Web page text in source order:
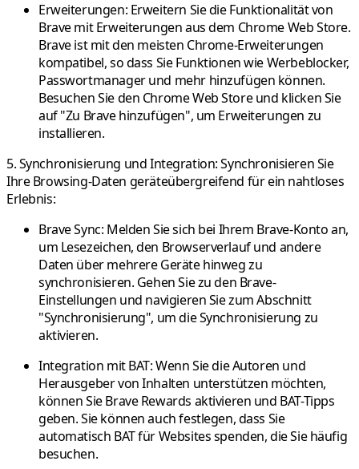
Erweiterungen: Erweitern Sie die Funktionalität von
Brave mit Erweiterungen aus dem Chrome Web Store.
Brave ist mit den meisten Chrome-Erweiterungen
kompatibel, so dass Sie Funktionen wie Werbeblocker,
Passwortmanager und mehr hinzufügen können.
Besuchen Sie den Chrome Web Store und klicken Sie
auf "Zu Brave hinzufügen", um Erweiterungen zu
installieren.
5. Synchronisierung und Integration:Synchronisieren Sie
Ihre Browsing-Daten geräteübergreifend für ein nahtloses
Erlebnis:
Brave Sync: Melden Sie sich bei Ihrem Brave-Konto an,
um Lesezeichen, den Browserverlauf und andere
Daten über mehrere Geräte hinweg zu
synchronisieren. Gehen Sie zu den Brave-
Einstellungen und navigieren Sie zum Abschnitt
"Synchronisierung", um die Synchronisierung zu
aktivieren.
Integration mit BAT:Wenn Sie die Autoren und
Herausgeber von Inhalten unterstützen möchten,
können Sie Brave Rewards aktivieren und BAT-Tipps
geben. Sie können auch festlegen, dass Sie
automatisch BAT für Websites spenden, die Sie häufig
besuchen.